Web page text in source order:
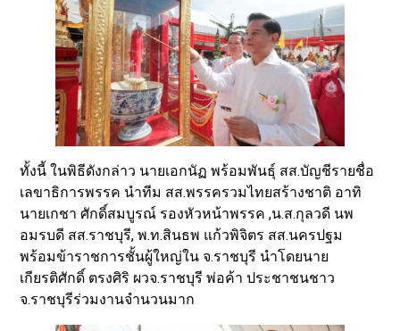
ทั้งนี้ ในพิธีดังกล่าว นายเอกนัฏ พร้อมพันธุ์ สส.บัญชีรายชื่อ
เลขาธิการพรรค นำทีม สส.พรรครวมไทยสร้างชาติ อาทิ
นายเกชา ศักดิ์สมบูรณ์ รองหัวหน้าพรรค ,น.ส.กุลวดี นพ
อมรบดี สส.ราชบุรี, พ.ท.สินธพ แก้วพิจิตร สส.นครปฐม
พร้อมข้าราชการชั้นผู้ใหญ่ใน จ.ราชบุรี นำโดยนาย
เกียรติศักดิ์ ตรงศิริ ผวจ.ราชบุรี พ่อค้า ประชาชนชาว
จ.ราชบุรีร่วมงานจำนวนมาก